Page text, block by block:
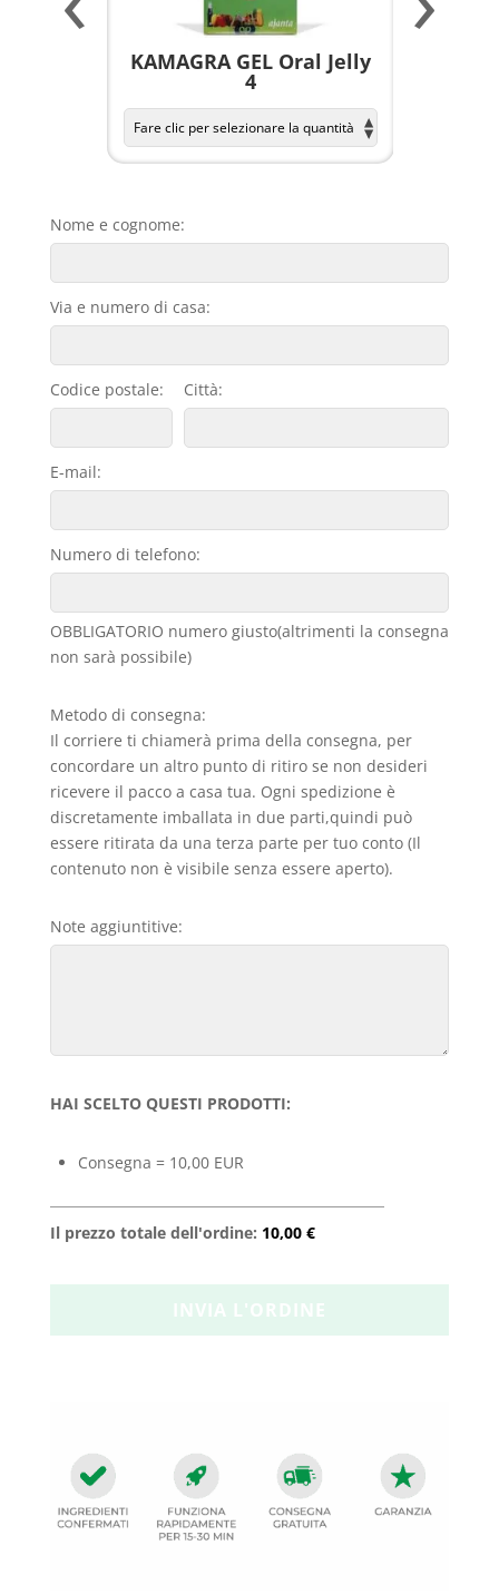
KAMAGRA GEL Oral Jelly
4
Nome e cognome:
Via e numero di casa:
Codice postale: Città:
E-mail:
Numero di telefono:
OBBLIGATORIO numero giusto(altrimenti la consegna
non sarà possibile)
Metodo di consegna:
Il corriere ti chiamerà prima della consegna, per
concordare un altro punto di ritiro se non desideri
ricevere il pacco a casa tua. Ogni spedizione è
discretamente imballata in due parti,quindi può
essere ritirata da una terza parte per tuo conto (Il
contenuto non è visibile senza essere aperto).
Note aggiuntitive:
HAI SCELTO QUESTI PRODOTTI:
Consegna = 10,00 EUR
Il prezzo totale dell'ordine: 10,00 €